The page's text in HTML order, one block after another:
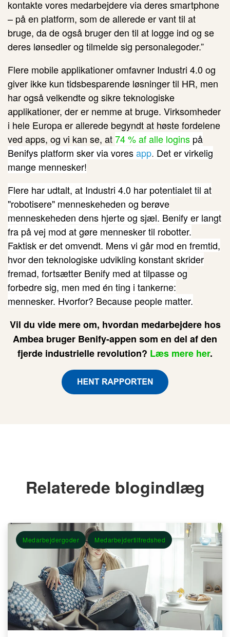
kontakte vores medarbejdere via deres smartphone
– på en platform, som de allerede er vant til at
bruge, da de også bruger den til at logge ind og se
deres lønsedler og tilmelde sig personalegoder.”
Flere mobile applikationer omfavner Industri 4.0og
giver ikke kun tidsbesparende løsninger til HR, men
har også velkendte og sikre teknologiske
applikationer, der er nemme at bruge. Virksomheder
i hele Europa er allerede begyndt at høste fordelene
ved apps, og vi kan se, at74 % af alle logins på
Benifys platform sker via voresapp. Det er virkelig
mange mennesker!
Flere har udtalt, at Industri 4.0 har potentialet til at
"robotisere" menneskeheden og berøve
menneskeheden dens hjerte og sjæl. Benify er langt
fra på vej mod at gøre mennesker til robotter.
Faktisk er det omvendt. Mens vi går mod en fremtid,
hvor den teknologiske udvikling konstant skrider
fremad, fortsætter Benify med at tilpasse og
forbedre sig, men med én ting i tankerne:
mennesker. Hvorfor? Because people matter.
Vil du vide mere om, hvordan medarbejdere hos
Ambea bruger Benify-appen som en del af den
fjerde industrielle revolution? Læs mere her.
Relaterede blogindlæg
Medarbejdergoder Medarbejdertilfredshed